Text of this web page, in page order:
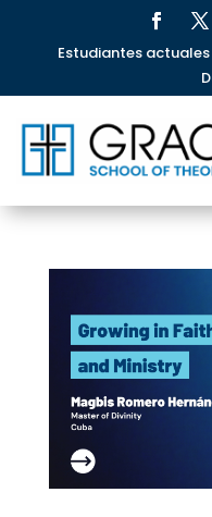
Estudiantes